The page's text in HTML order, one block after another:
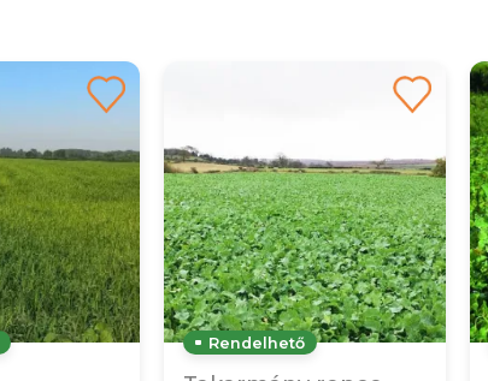
Rendelhető